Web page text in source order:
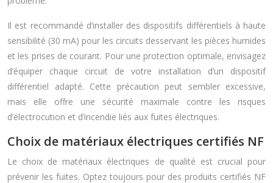
Il est recommandé d’installer des dispositifs différentiels à haute
sensibilité (30 mA) pour les circuits desservant les pièces humides
et les prises de courant. Pour une protection optimale, envisagez
d’équiper chaque circuit de votre installation d’un dispositif
différentiel adapté. Cette précaution peut sembler excessive,
mais elle offre une sécurité maximale contre les risques
d’électrocution et d’incendie liés aux fuites électriques.
Choix de matériaux électriques certifiés NF
Le choix de matériaux électriques de qualité est crucial pour
prévenir les fuites. Optez toujours pour des produits certifiés NF